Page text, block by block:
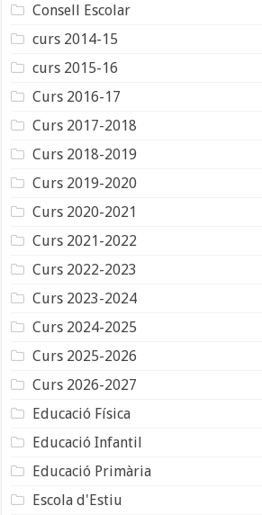
Consell Escolar
curs 2014-15
curs 2015-16
Curs 2016-17
Curs 2017-2018
Curs 2018-2019
Curs 2019-2020
Curs 2020-2021
Curs 2021-2022
Curs 2022-2023
Curs 2023-2024
Curs 2024-2025
Curs 2025-2026
Curs 2026-2027
Educació Física
Educació Infantil
Educació Primària
Escola d'Estiu